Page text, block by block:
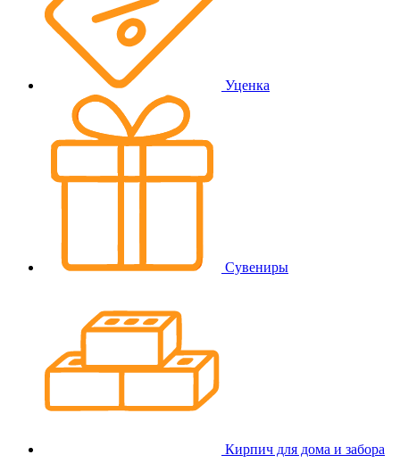
Уценка
Сувениры
Кирпич для дома и забора